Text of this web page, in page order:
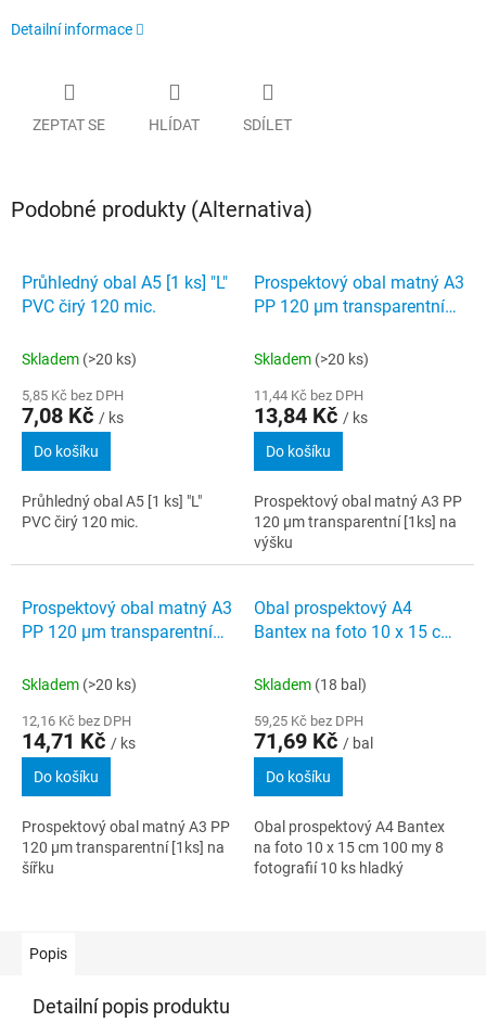
Detailní informace
ZEPTAT SE HLÍDAT SDÍLET
Podobné produkty (Alternativa)
Průhledný obal A5 [1 ks] "L"
PVC čirý 120 mic.
Skladem (>20 ks)
5,85 Kč bez DPH
7,08 Kč / ks
Do košíku
Průhledný obal A5 [1 ks] "L"
PVC čirý 120 mic.
Prospektový obal matný A3
PP 120 µm transparentní
Skladem (>20 ks)
11,44 Kč bez DPH
13,84 Kč / ks
Do košíku
Prospektový obal matný A3 PP
120 µm transparentní [1ks] na
výšku
Prospektový obal matný A3
PP 120 µm transparentní
Skladem (>20 ks)
12,16 Kč bez DPH
14,71 Kč / ks
Do košíku
Prospektový obal matný A3 PP
120 µm transparentní [1ks] na
šířku
Obal prospektový A4
Bantex na foto 10 x 15 cm
hladký
Skladem (18 bal)
59,25 Kč bez DPH
71,69 Kč / bal
Do košíku
Obal prospektový A4 Bantex
na foto 10 x 15 cm 100 my 8
fotografií 10 ks hladký
Popis
Detailní popis produktu